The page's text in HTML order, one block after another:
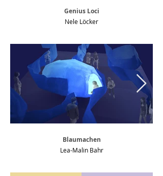
Genius Loci
Nele Löcker
Blaumachen
Lea-Malin Bahr